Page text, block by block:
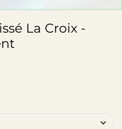
La Croix -